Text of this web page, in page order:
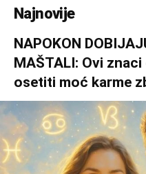
Najnovije
NAPOKON
MAŠTALI: Ovi
osetiti moć karme